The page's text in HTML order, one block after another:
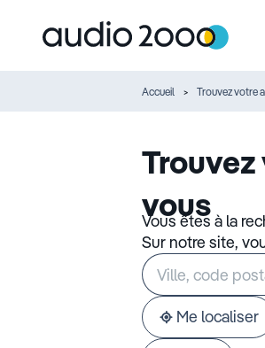
Accueil Trouvez votre
vous
Vous êtes à la
Sur notre site,
Veuillez
renseigner
une
adresse
Me localiser